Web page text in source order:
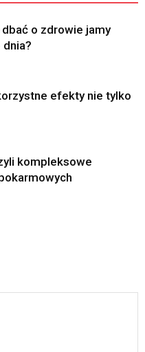
o zdrowie jamy
efekty nie tylko
kompleksowe